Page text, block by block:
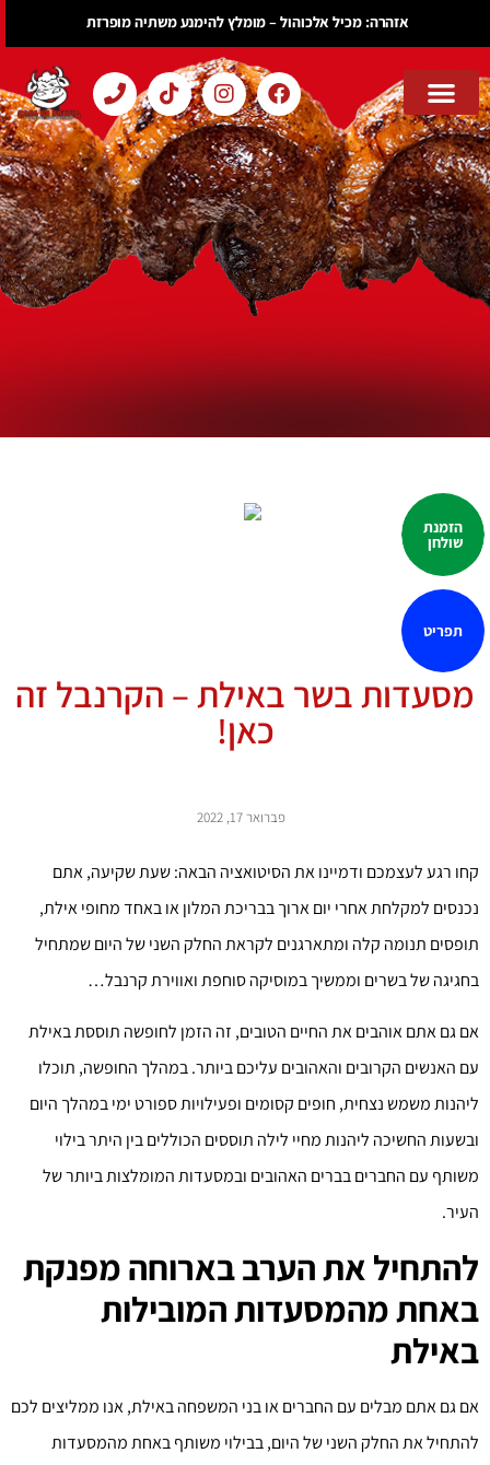
אזהרה: מכיל אלכוהול – מומלץ להימנע משתיה מופרזת
הזמנת
שולחן
תפריט
מסעדות בשר באילת – הקרנבל זה
כאן!
פברואר 17, 2022
קחו רגע לעצמכם ודמיינו את הסיטואציה הבאה: שעת שקיעה, אתם
נכנסים למקלחת אחרי יום ארוך בבריכת המלון או באחד מחופי אילת,
תופסים תנומה קלה ומתארגנים לקראת החלק השני של היום שמתחיל
בחגיגה של בשרים וממשיך במוסיקה סוחפת ואווירת קרנבל…
אם גם אתם אוהבים את החיים הטובים, זה הזמן לחופשה תוססת באילת
עם האנשים הקרובים והאהובים עליכם ביותר. במהלך החופשה, תוכלו
ליהנות משמש נצחית, חופים קסומים ופעילויות ספורט ימי במהלך היום
ובשעות החשיכה ליהנות מחיי לילה תוססים הכוללים בין היתר בילוי
משותף עם החברים בברים האהובים ובמסעדות המומלצות ביותר של
העיר.
להתחיל את הערב בארוחה מפנקת
באחת מהמסעדות המובילות
באילת
אם גם אתם מבלים עם החברים או בני המשפחה באילת, אנו ממליצים לכם
להתחיל את החלק השני של היום, בבילוי משותף באחת מהמסעדות